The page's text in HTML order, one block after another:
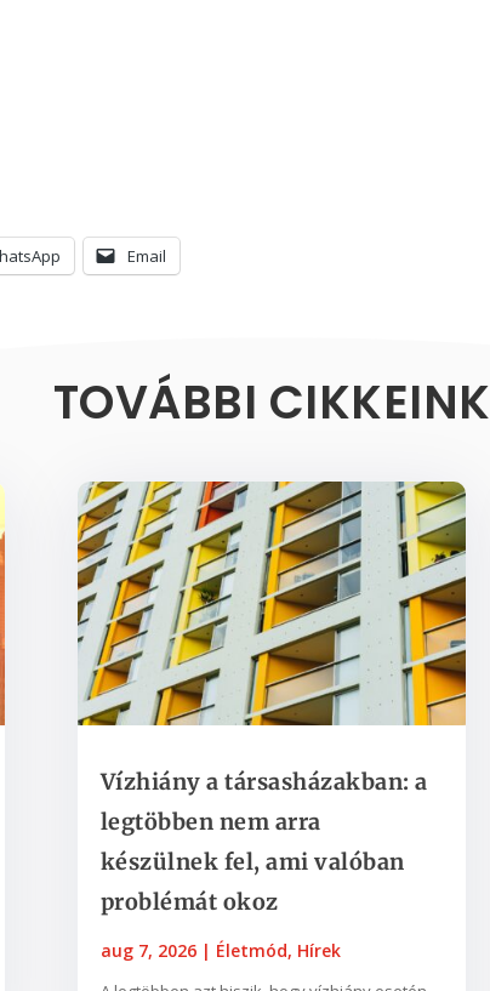
Email
TOVÁBBI CIKKEINK
Vízhiány a társasházakban: a
legtöbben nem arra
készülnek fel, ami valóban
problémát okoz
aug 7, 2026| Életmód, Hírek